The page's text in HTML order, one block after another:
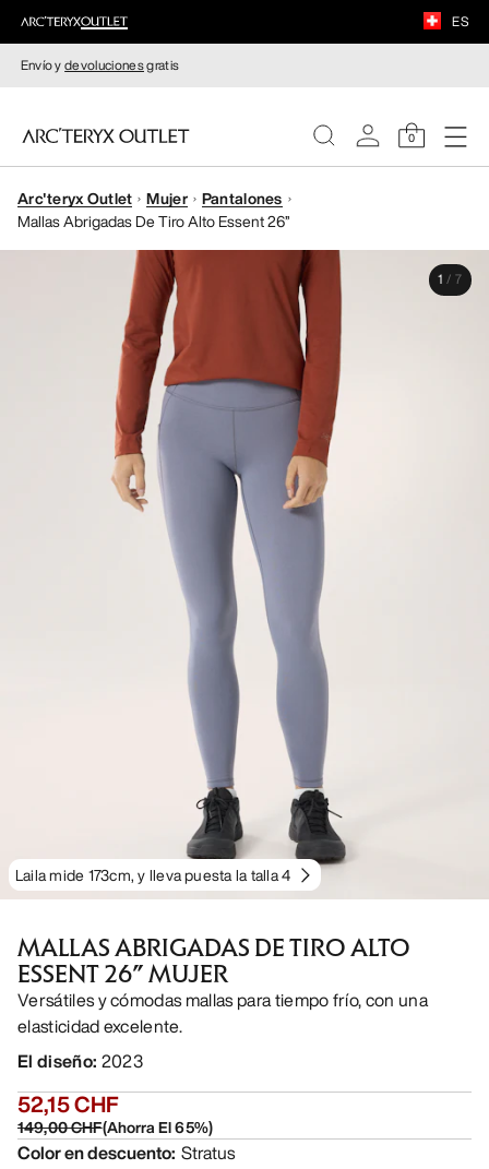
ES
Envío ydevolucionesgratis
0
MUJERE
Arc'teryx Outlet Mujer
Pantalones
Mallas Abrigadas De Tiro Alto Essent 26”
Laila mide 173cm, y lleva puesta la talla 4
1 / 7
MALLAS ABRIGADAS DE TIRO ALTO
ESSENT 26” MUJER
Versátiles y cómodas mallas para tiempo frío, con una
elasticidad excelente.
El diseño: 2023
52,15 CHF
149,00 CHF(Ahorra El65%)
Color en descuento: Stratus